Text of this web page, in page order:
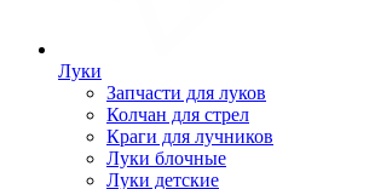
Луки
Запчасти для луков
Колчан для стрел
Краги для лучников
Луки блочные
Луки детские